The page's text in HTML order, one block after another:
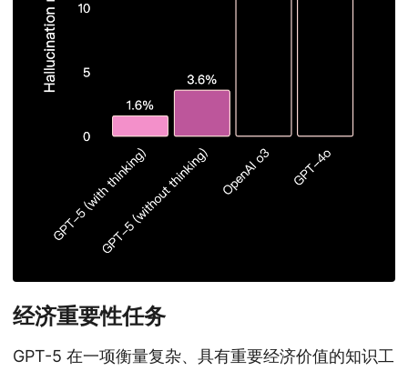
经济重要性任务
GPT-5 在一项衡量复杂、具有重要经济价值的知识工